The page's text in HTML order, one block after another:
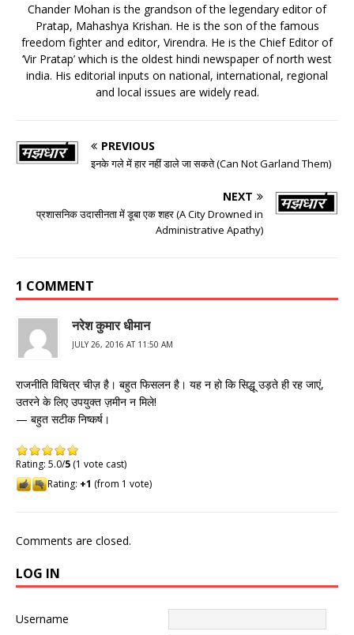
Chander Mohan is the grandson of the legendary editor of
Pratap, Mahashya Krishan. He is the son of the famous
freedom fighter and editor, Virendra. He is the Chief Editor of
‘Vir Pratap’ which is the oldest hindi newspaper of north west
india. His editorial inputs on national, international, regional
and local issues are widely read.
PREVIOUS
इनके गले में हार नहीं डाले जा सकते (Can Not Garland Them)
NEXT
प्रशासनिक उदासीनता में डूबा एक शहर (A City Drowned in
Administrative Apathy)
1 COMMENT
नरेश कुमार धीमान
JULY 26, 2016 AT 11:50 AM
राजनीति विचित्र चीज़ है। बहुत फिसलन है। यह न हो कि सिद्धू उड़ते ही रह जाएं,
उतरने के लिए उपयुक्त ज़मीन न मिले!
— बहुत सटीक निष्कर्ष।
Rating: 5.0/5 (1 vote cast)
Rating: +1 (from 1 vote)
Comments are closed.
LOG IN
Username